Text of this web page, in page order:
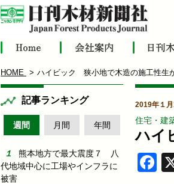
HOME ハイビック 狭小地で木造の施工性生
2019年１
住宅・建
ハイ
記事ランキング
週間 月間 年間
熊本地方で最大震度７ 八
代地域中心に工場やインフラに
被害